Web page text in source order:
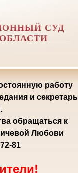
СУД
работу
и секретарь
обращаться к
Любови
81